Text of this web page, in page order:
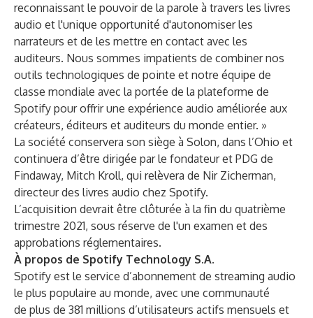
reconnaissant le pouvoir de la parole à travers les livres
audio et l'unique opportunité d'autonomiser les
narrateurs et de les mettre en contact avec les
auditeurs. Nous sommes impatients de combiner nos
outils technologiques de pointe et notre équipe de
classe mondiale avec la portée de la plateforme de
Spotify pour offrir une expérience audio améliorée aux
créateurs, éditeurs et auditeurs du monde entier. »
La société conservera son siège à Solon, dans l’Ohio et
continuera d’être dirigée par le fondateur et PDG de
Findaway, Mitch Kroll, qui relèvera de Nir Zicherman,
directeur des livres audio chez Spotify.
L’acquisition devrait être clôturée à la fin du quatrième
trimestre 2021, sous réserve de l'un examen et des
approbations réglementaires.
À propos de Spotify Technology S.A.
Spotify est le service d’abonnement de streaming audio
le plus populaire au monde, avec une communauté
de plus de 381 millions d’utilisateurs actifs mensuels et